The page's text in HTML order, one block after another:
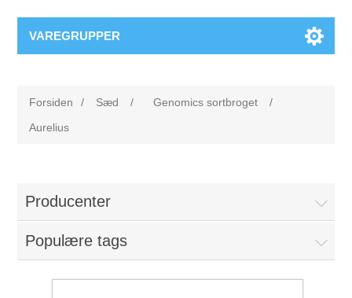
VAREGRUPPER
Forsiden / Sæd / Genomics sortbroget
/
Aurelius
Producenter
Populære tags